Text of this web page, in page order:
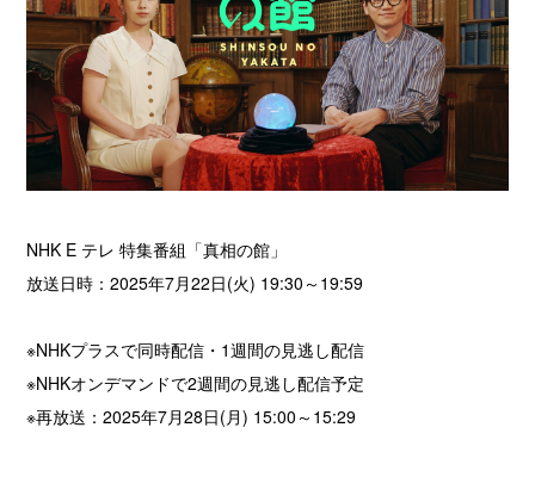
NHK E テレ 特集番組「真相の館」
放送日時：2025年7月22日(火) 19:30～19:59
※NHKプラスで同時配信・1週間の見逃し配信
※NHKオンデマンドで2週間の見逃し配信予定
※再放送：2025年7月28日(月) 15:00～15:29